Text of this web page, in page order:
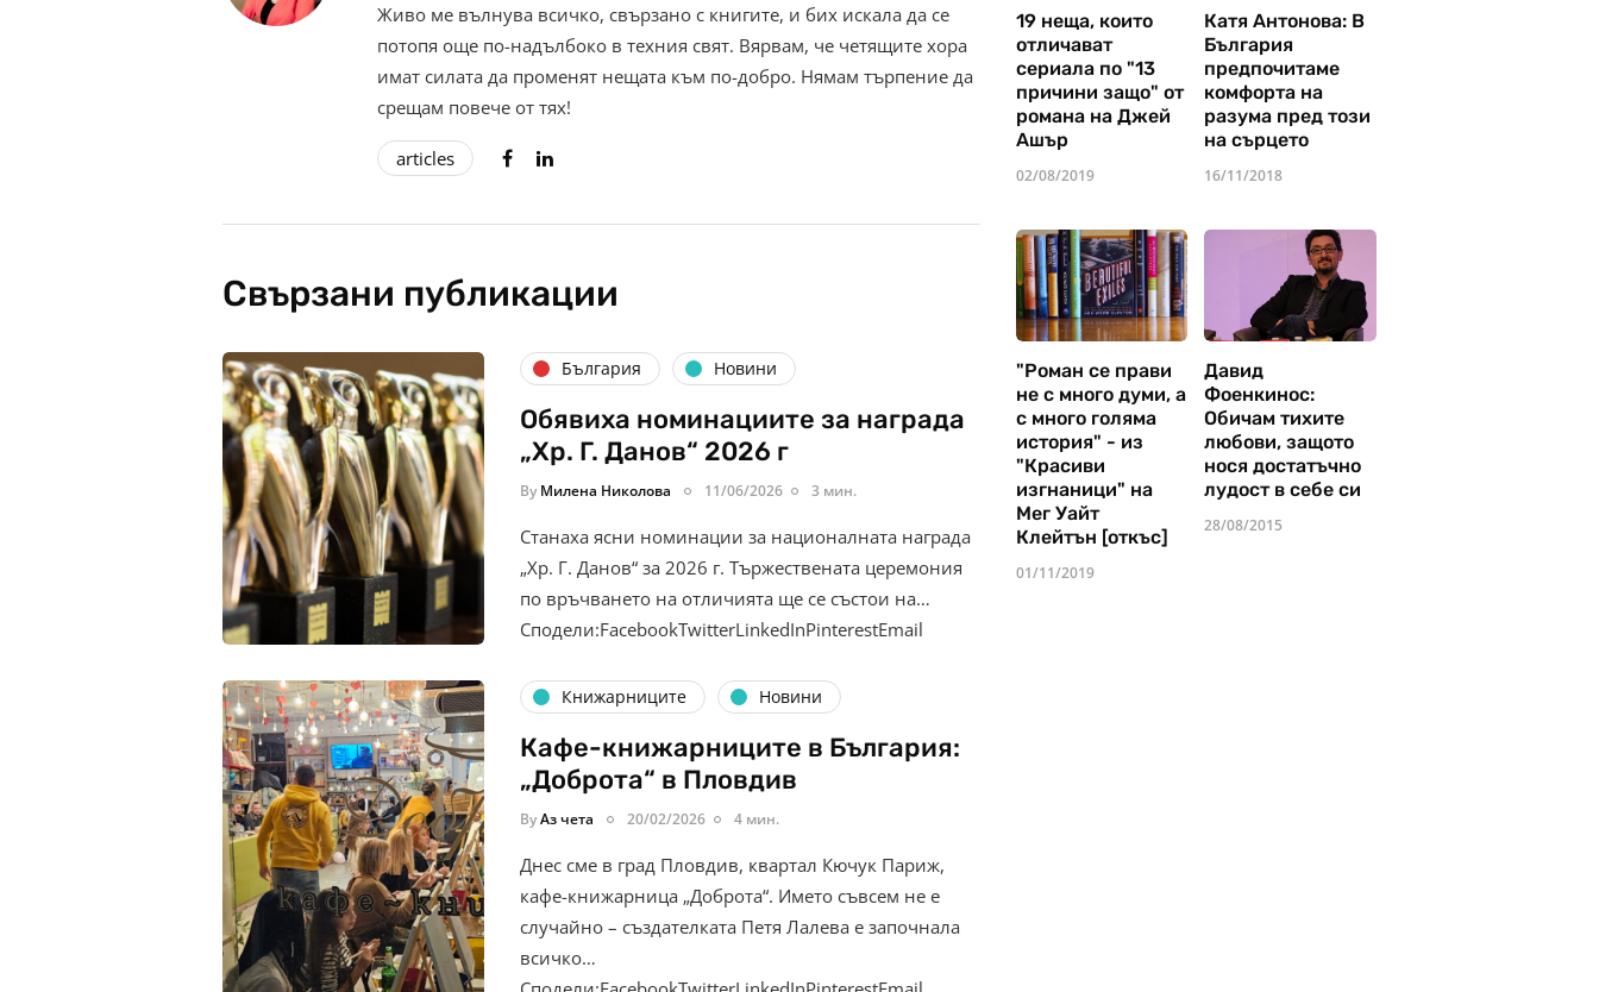
Живо ме вълнува всичко, свързано с книгите, и бих искала да се
потопя още по-надълбоко в техния свят. Вярвам, че четящите хора
имат силата да променят нещата към по-добро. Нямам търпение да
срещам повече от тях!
articles
Свързани публикации
България Новини
Обявиха номинациите за награда
„Хр. Г. Данов“ 2026 г
By Милена Николова 11/06/2026 3 мин.
Станаха ясни номинации за националната награда
„Хр. Г. Данов“ за 2026 г. Тържествената церемония
по връчването на отличията ще се състои на…
Сподели:FacebookTwitterLinkedInPinterestEmail
Книжарниците Новини
Кафе-книжарниците в България:
„Доброта“ в Пловдив
ByАз чета 20/02/2026 4 мин.
Днес сме в град Пловдив, квартал Кючук Париж,
кафе-книжарница „Доброта“. Името съвсем не е
случайно – създателката Петя Лалева е започнала
всичко…
19 неща, които
отличават
сериала по "13
причини защо" от
романа на Джей
Ашър
02/08/2019
Катя Антонова: В
България
предпочитаме
комфорта на
разума пред този
на сърцето
16/11/2018
"Роман се прави
не с много думи, а
с много голяма
история" - из
"Красиви
изгнаници" на
Мег Уайт
Клейтън [откъс]
01/11/2019
Давид
Фоенкинос:
Обичам тихите
любови, защото
нося достатъчно
лудост в себе си
28/08/2015